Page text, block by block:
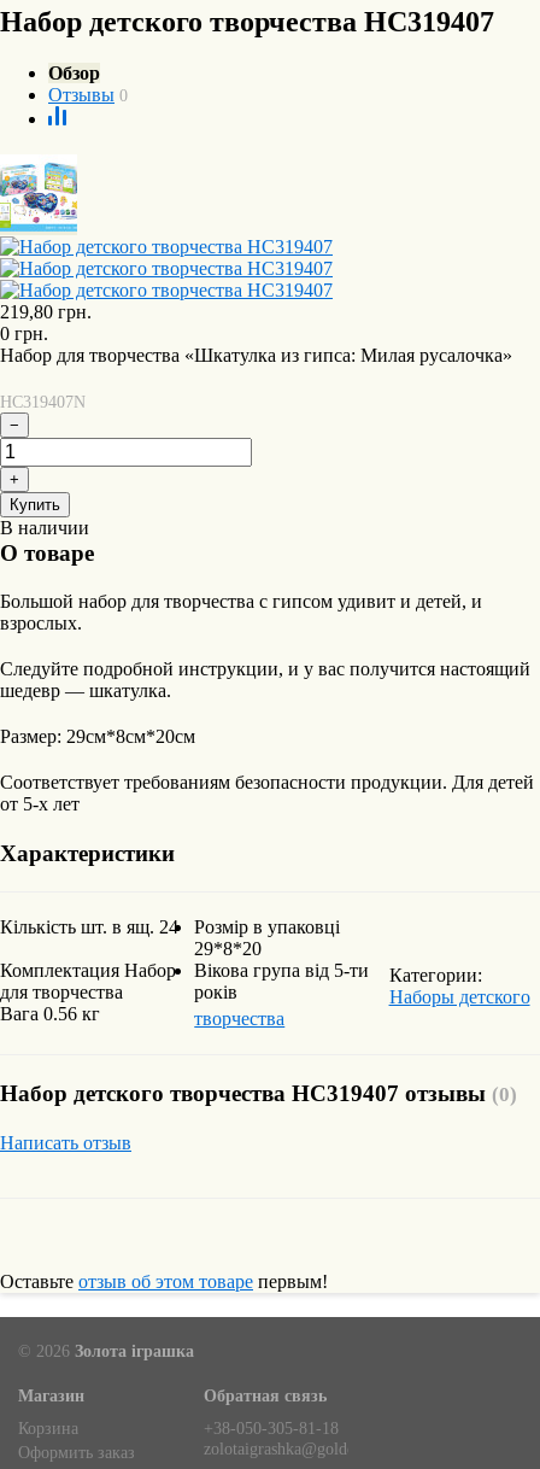
Набор детского творчества HC319407
Обзор
Отзывы 0
219,80 грн.
0 грн.
Набор для творчества «Шкатулка из гипса: Милая русалочка»
HC319407N
−
+
Купить
В наличии
О товаре
Большой набор для творчества с гипсом удивит и детей, и
взрослых.
Следуйте подробной инструкции, и у вас получится настоящий
шедевр — шкатулка.
Размер: 29см*8см*20см
Соответствует требованиям безопасности продукции. Для детей
от 5-х лет
Характеристики
Кількість шт. в ящ. 24
Розмір в упаковці
29*8*20
Комплектация Набор
для творчества
Вікова група від 5-ти
років
Вага 0.56 кг
Категории:
Наборы детского
творчества
Набор детского творчества HC319407 отзывы (0)
Написать отзыв
Оставьте отзыв об этом товаре первым!
© 2026 Золота іграшка
Магазин
Корзина
Оформить заказ
Обратная связь
+38-050-305-81-18
zolotaigrashka@goldentoy.com.ua